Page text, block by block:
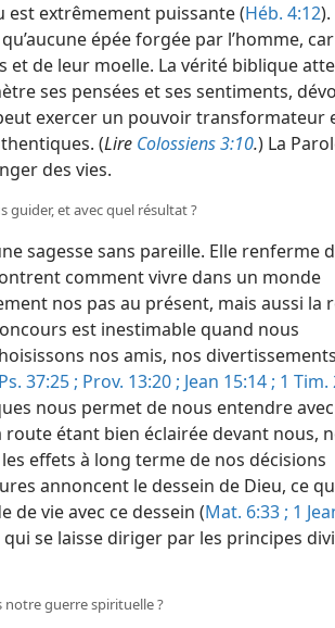
est extrêmement puissante (Héb. 4:12).
épée forgée par l’homme,
et de leur moelle. La vérité biblique
ses pensées et ses sentiments,
exercer un pouvoir transformateur
(Lire Colossiens 3:10.) La
des vies.
guider, et avec quel résultat ?
sagesse sans pareille. Elle renferme
comment vivre dans un monde
nos pas au présent, mais aussi la
est inestimable quand nous
nos amis, nos
Ps. 37:25 ; Prov. 13:20 ; Jean 15:14 ; 1 Tim.
nous permet de nous entendre
route étant bien éclairée devant nous,
effets à long terme de nos décisions
annoncent le dessein de Dieu, ce
de vie avec ce dessein (Mat. 6:33 ; 1
qui se laisse diriger par les principes
notre guerre spirituelle ?